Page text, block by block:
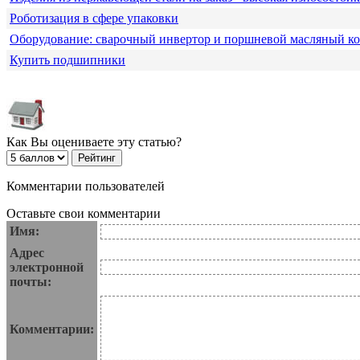
Роботизация в сфере упаковки
Оборудование: сварочный инвертор и поршневой масляный
Купить подшипники
Как Вы оцениваете эту статью?
Комментарии пользователей
Оставьте свои комментарии
Имя:
Адрес
электронной
почты:
Комментарии: